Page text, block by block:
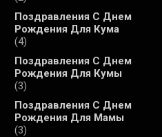
Поздравления С Днем
Рождения Для Кума
(4)
Поздравления С Днем
Рождения Для Кумы
(3)
Поздравления С Днем
Рождения Для Мамы
(3)